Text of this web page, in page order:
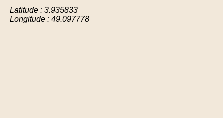
Latitude : 3.935833
Longitude : 49.097778